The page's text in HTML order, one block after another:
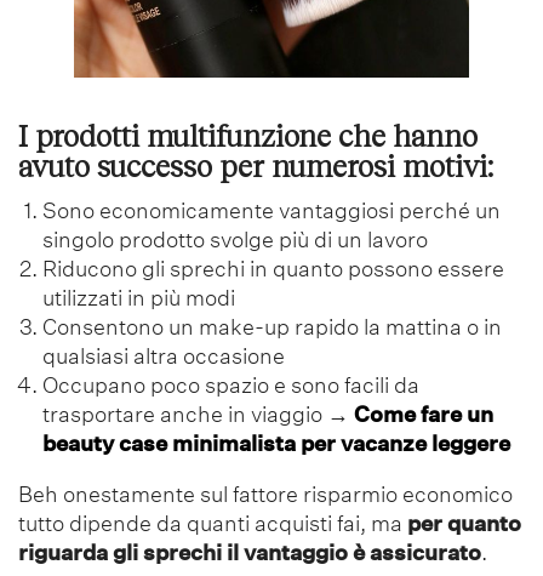
I prodotti multifunzione che hanno
avuto successo per numerosi motivi:
Sono economicamente vantaggiosi perché un
singolo prodotto svolge più di un lavoro
Riducono gli sprechi in quanto possono essere
utilizzati in più modi
Consentono un make-up rapido la mattina o in
qualsiasi altra occasione
Occupano poco spazio e sono facili da
trasportare anche in viaggio → Come fare un
beauty case minimalista per vacanze leggere
Beh onestamente sul fattore risparmio economico
tutto dipende da quanti acquisti fai, ma per quanto
riguarda gli sprechi il vantaggio è assicurato.